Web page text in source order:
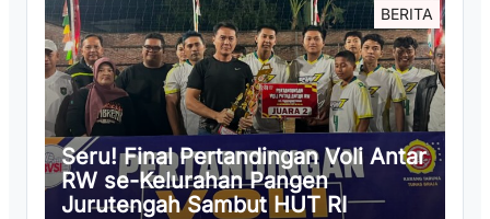
BERITA
Seru! Final Pertandingan Voli Antar
RW se-Kelurahan Pangen
Jurutengah Sambut HUT RI